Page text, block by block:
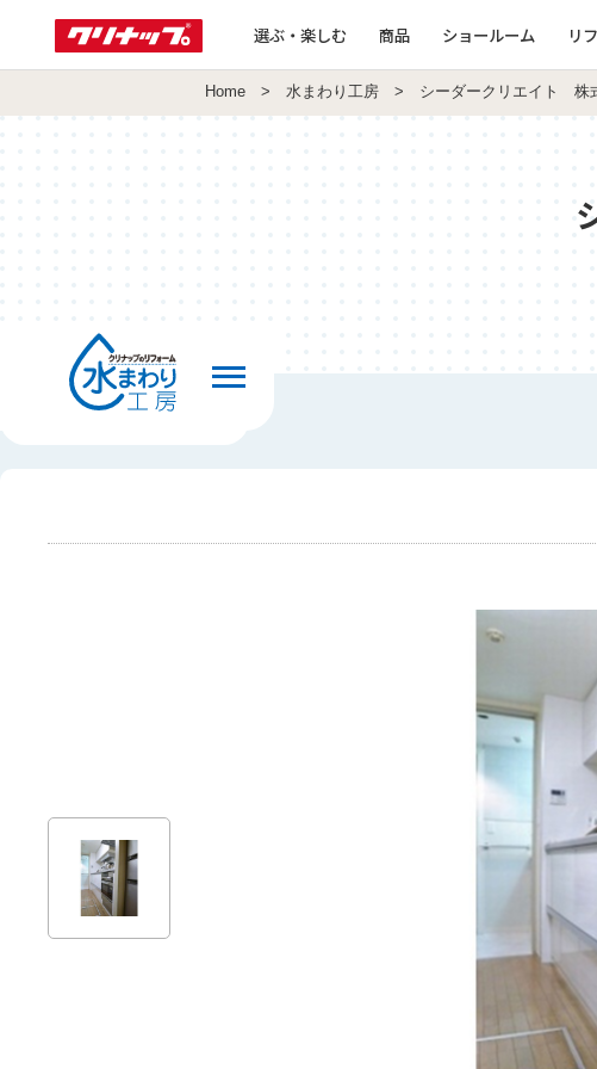
選ぶ・楽しむ 商品 ショールーム リ
Home > 水まわり工房 > シーダークリエイト 株
前の画面へ戻る